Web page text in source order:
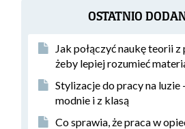
OSTATNIO
Jak połączyć naukę teorii
żeby lepiej rozumieć
Stylizacje do pracy na luzie
modnie i z klasą
Co sprawia, że praca w